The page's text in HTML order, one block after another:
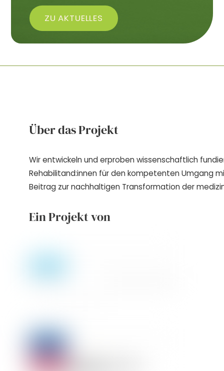
ZU AKTUELLES
Über das Projekt
Wir entwickeln und erproben wissenschaftlich
Rehabilitand:innen für den kompetenten Umgang
Beitrag zur nachhaltigen Transformation der
Ein Projekt von